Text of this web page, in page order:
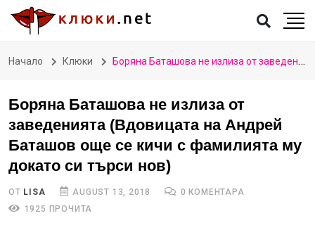
Начало Клюки Боряна Баташова не излиза от заведенията (Вдовицата на Андрей Баташов още се кичи с фамилията му докато си търси нов)
Боряна Баташова не излиза от
заведенията (Вдовицата на Андрей
Баташов още се кичи с фамилията му
докато си търси нов)
ОТ LISA AUGUST 13, 2018
0 КОМЕНТАРА
1925 ПРОЧИТА